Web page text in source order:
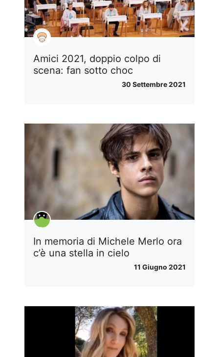
Amici 2021, doppio colpo di
scena: fan sotto choc
30 Settembre 2021
In memoria di Michele Merlo ora
c’è una stella in cielo
11 Giugno 2021